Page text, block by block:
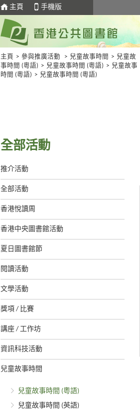
主頁 手機版
主頁 > 參與推廣活動 > 兒童故事時間 > 兒童故
事時間 (粵語) > 兒童故事時間 (粵語) > 兒童故事
時間 (粵語) > 兒童故事時間 (粵語)
全部活動
推介活動
全部活動
香港悅讀周
香港中央圖書館活動
夏日圖書館節
閱讀活動
文學活動
獎項 / 比賽
講座 / 工作坊
資訊科技活動
兒童故事時間
兒童故事時間 (粵語)
兒童故事時間 (英語)